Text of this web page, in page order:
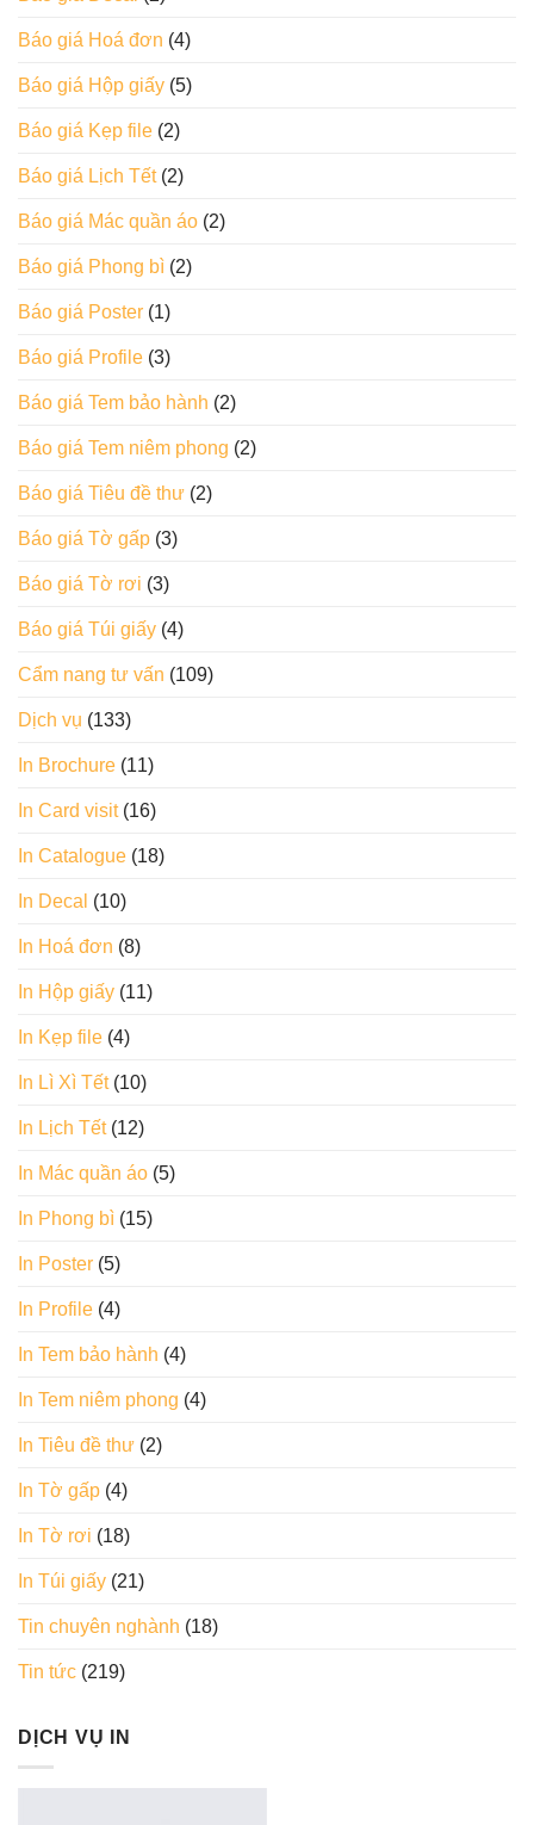
Báo giá Hoá đơn (4)
Báo giá Hộp giấy (5)
Báo giá Kẹp file (2)
Báo giá Lịch Tết(2)
Báo giá Mác quần áo (2)
Báo giá Phong bì (2)
Báo giá Poster (1)
Báo giá Profile (3)
Báo giá Tem bảo hành (2)
Báo giá Tem niêm phong (2)
Báo giá Tiêu đề thư (2)
Báo giá Tờ gấp (3)
Báo giá Tờ rơi (3)
Báo giá Túi giấy (4)
Cẩm nang tư vấn (109)
Dịch vụ (133)
In Brochure (11)
In Card visit(16)
In Catalogue (18)
In Decal (10)
In Hoá đơn (8)
In Hộp giấy (11)
In Kẹp file (4)
In Lì Xì Tết(10)
In Lịch Tết(12)
In Mác quần áo (5)
In Phong bì (15)
In Poster (5)
In Profile (4)
In Tem bảo hành (4)
In Tem niêm phong (4)
In Tiêu đề thư (2)
In Tờ gấp (4)
In Tờ rơi (18)
In Túi giấy (21)
Tin chuyên nghành (18)
Tin tức (219)
DỊCH VỤ IN